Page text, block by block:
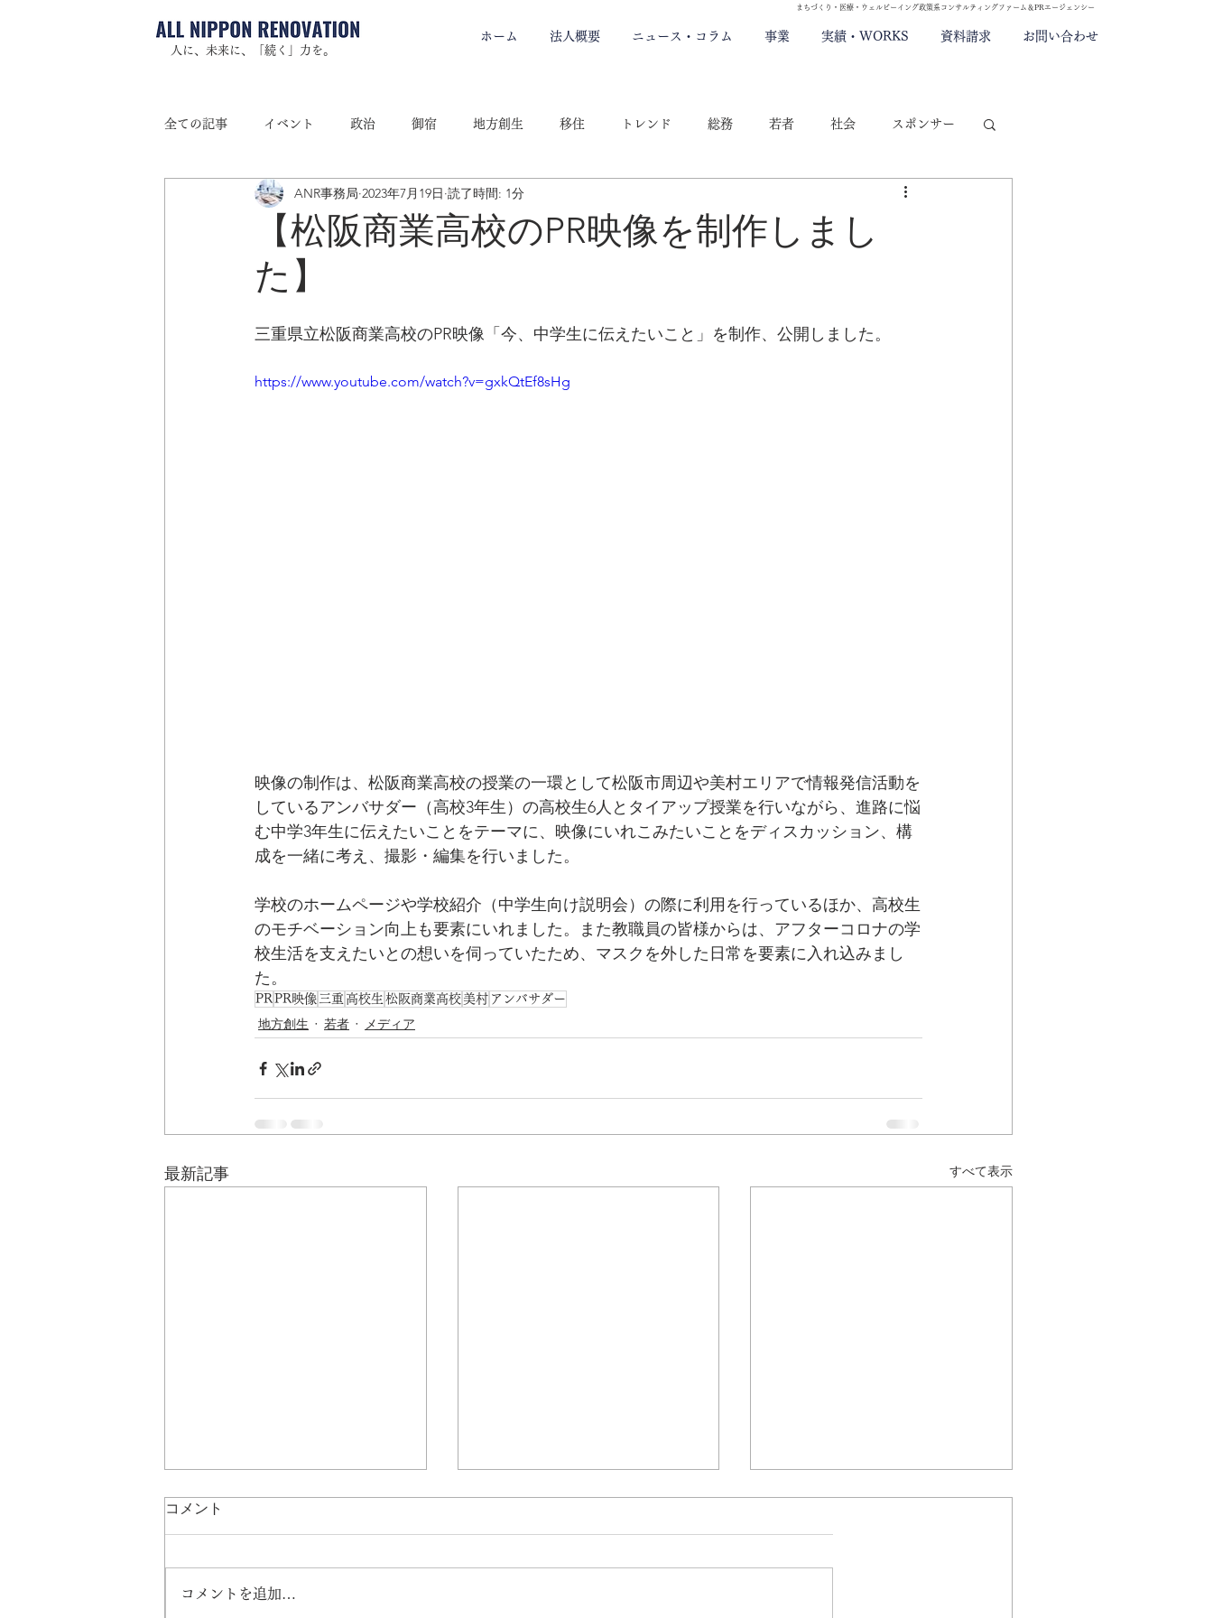
まちづくり・医療・ウェルビーイング政策系コンサルティングファーム＆PRエージェンシー
人に、未来に、「続く」力を。
ホーム 法人概要 ニュース・コラム 事業 実績・WORKS 資料請求 お問い合わせ
全ての記事 イベント 政治 御宿 地方創生 移住 トレンド 総務 若者 社会 スポンサー
シンポジウム 公開講座 TOP コロナ
インタビュー
【松阪商業高校のPR映像を制作しまし
た】
ANR事務局 2023年7月19日 読了時間: 1分
三重県立松阪商業高校のPR映像「今、中学生に伝えたいこと」を制作、公開しました。
https://www.youtube.com/watch?v=gxkQtEf8sHg
映像の制作は、松阪商業高校の授業の一環として松阪市周辺や美村エリアで情報発信活動を
しているアンバサダー（高校3年生）の高校生6人とタイアップ授業を行いながら、進路に悩
む中学3年生に伝えたいことをテーマに、映像にいれこみたいことをディスカッション、構
成を一緒に考え、撮影・編集を行いました。
学校のホームページや学校紹介（中学生向け説明会）の際に利用を行っているほか、高校生
のモチベーション向上も要素にいれました。また教職員の皆様からは、アフターコロナの学
校生活を支えたいとの想いを伺っていたため、マスクを外した日常を要素に入れ込みまし
た。
PR PR映像 三重 高校生 松阪商業高校 美村 アンバサダー
地方創生 若者 メディア
最新記事 すべて表示
コメント
コメントを追加…